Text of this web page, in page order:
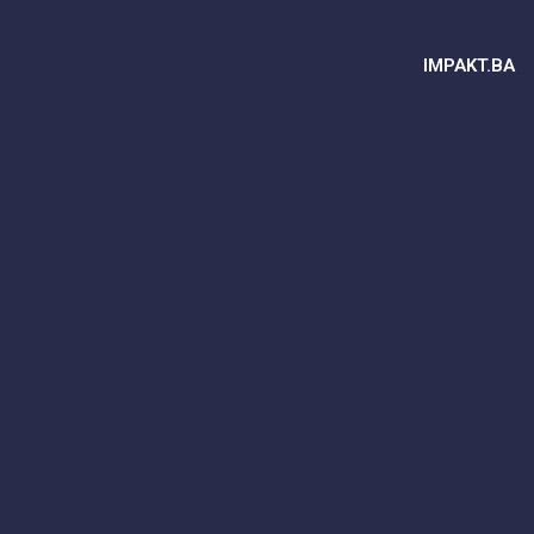
IMPAKT.BA